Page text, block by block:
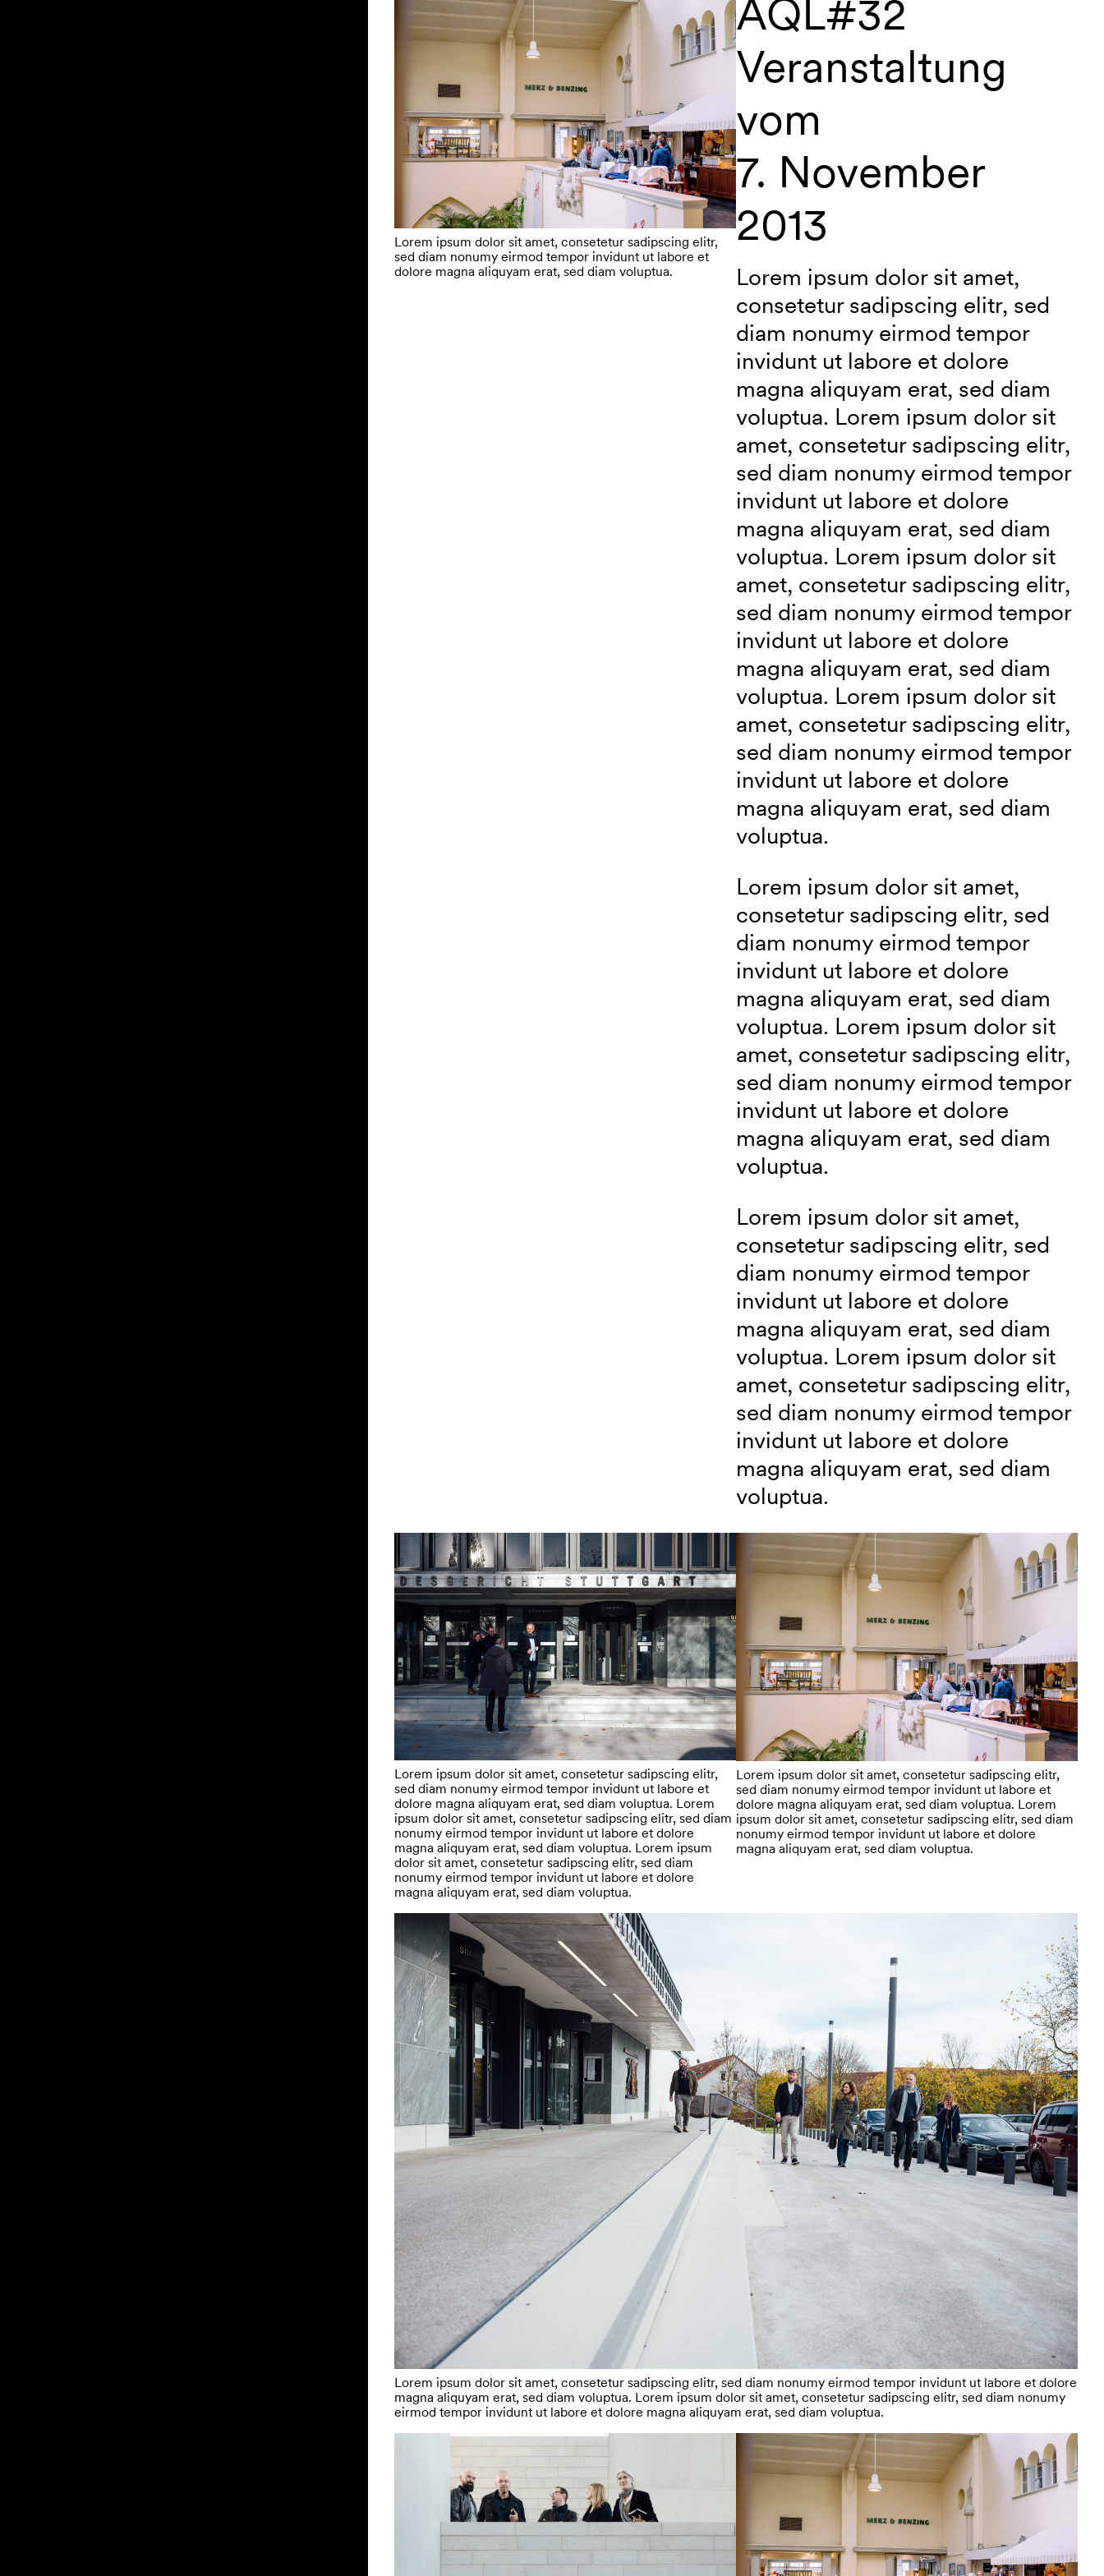
Lorem ipsum dolor sit amet, consetetur sadipscing elitr,
sed diam nonumy eirmod tempor invidunt ut labore et
dolore magna aliquyam erat, sed diam voluptua.
AQL#32
Veranstaltung
vom
7. November
2013
Lorem ipsum dolor sit amet,
consetetur sadipscing elitr, sed
diam nonumy eirmod tempor
invidunt ut labore et dolore
magna aliquyam erat, sed diam
voluptua. Lorem ipsum dolor sit
amet, consetetur sadipscing elitr,
sed diam nonumy eirmod tempor
invidunt ut labore et dolore
magna aliquyam erat, sed diam
voluptua. Lorem ipsum dolor sit
amet, consetetur sadipscing elitr,
sed diam nonumy eirmod tempor
invidunt ut labore et dolore
magna aliquyam erat, sed diam
voluptua. Lorem ipsum dolor sit
amet, consetetur sadipscing elitr,
sed diam nonumy eirmod tempor
invidunt ut labore et dolore
magna aliquyam erat, sed diam
voluptua.
Lorem ipsum dolor sit amet,
consetetur sadipscing elitr, sed
diam nonumy eirmod tempor
invidunt ut labore et dolore
magna aliquyam erat, sed diam
voluptua. Lorem ipsum dolor sit
amet, consetetur sadipscing elitr,
sed diam nonumy eirmod tempor
invidunt ut labore et dolore
magna aliquyam erat, sed diam
voluptua.
Lorem ipsum dolor sit amet,
consetetur sadipscing elitr, sed
diam nonumy eirmod tempor
invidunt ut labore et dolore
magna aliquyam erat, sed diam
voluptua. Lorem ipsum dolor sit
amet, consetetur sadipscing elitr,
sed diam nonumy eirmod tempor
invidunt ut labore et dolore
magna aliquyam erat, sed diam
voluptua.
Lorem ipsum dolor sit amet, consetetur sadipscing elitr,
sed diam nonumy eirmod tempor invidunt ut labore et
dolore magna aliquyam erat, sed diam voluptua. Lorem
ipsum dolor sit amet, consetetur sadipscing elitr, sed diam
nonumy eirmod tempor invidunt ut labore et dolore
magna aliquyam erat, sed diam voluptua. Lorem ipsum
dolor sit amet, consetetur sadipscing elitr, sed diam
nonumy eirmod tempor invidunt ut labore et dolore
magna aliquyam erat, sed diam voluptua.
Lorem ipsum dolor sit amet, consetetur sadipscing elitr,
sed diam nonumy eirmod tempor invidunt ut labore et
dolore magna aliquyam erat, sed diam voluptua. Lorem
ipsum dolor sit amet, consetetur sadipscing elitr, sed diam
nonumy eirmod tempor invidunt ut labore et dolore
magna aliquyam erat, sed diam voluptua.
Lorem ipsum dolor sit amet, consetetur sadipscing elitr, sed diam nonumy eirmod tempor invidunt ut labore et dolore
magna aliquyam erat, sed diam voluptua. Lorem ipsum dolor sit amet, consetetur sadipscing elitr, sed diam nonumy
eirmod tempor invidunt ut labore et dolore magna aliquyam erat, sed diam voluptua.